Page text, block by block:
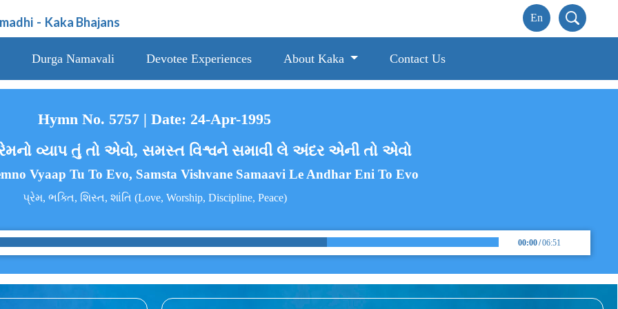
- Kaka Bhajans
Durga Namavali Devotee Experiences About Kaka Contact Us
Hymn No. 5757 | Date: 24-Apr-1995
વ્યાપ તું તો એવો, સમસ્ત વિશ્વને સમાવી લે અંદર એની તો એવો
Vyaap Tu To Evo, Samsta Vishvane Samaavi Le Andhar Eni To Evo
પ્રેમ, ભક્તિ, શિસ્ત, શાંતિ (Love, Worship, Discipline, Peace)
00:00/06:51